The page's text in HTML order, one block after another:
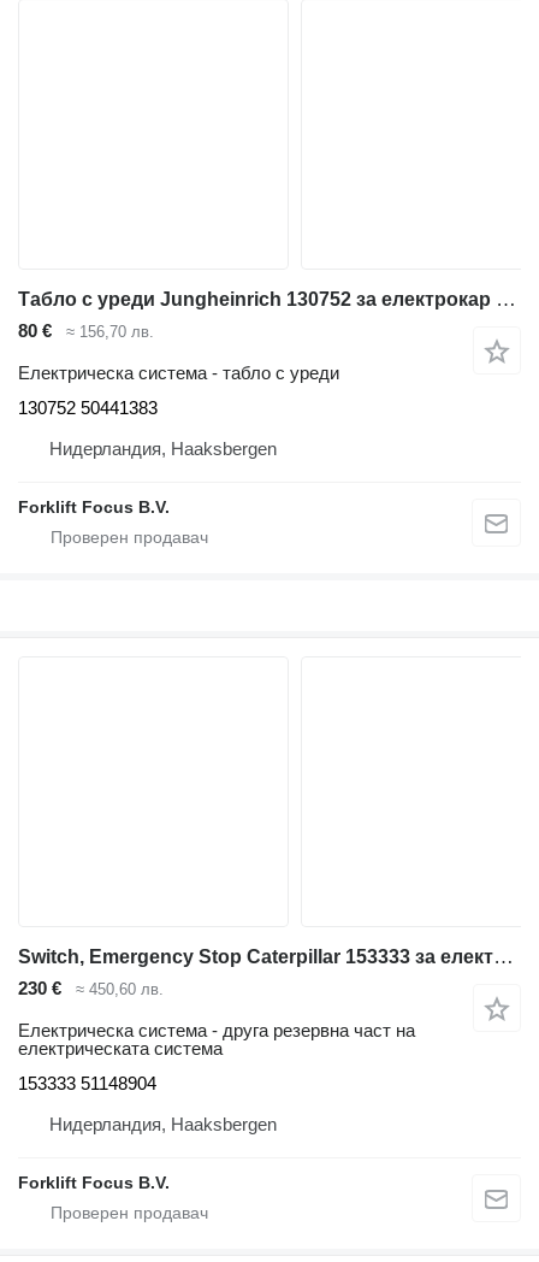
Табло с уреди Jungheinrich 130752 за електрокар Jungheinrich EFG 318
80 € ≈ 156,70 лв.
Електрическа система - табло с уреди
130752 50441383
Нидерландия, Haaksbergen
Forklift Focus B.V.
Switch, Emergency Stop Caterpillar 153333 за електрокар Jungheinrich EFG535K/540K/540/545K/545/550
230 € ≈ 450,60 лв.
Електрическа система - друга резервна част на
електрическата система
153333 51148904
Нидерландия, Haaksbergen
Forklift Focus B.V.